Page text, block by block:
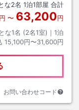
な2名 1泊1部屋 合計
円 〜 63,200円
な1名 (2名1室)｜ 1泊
15,100円〜31,600円
お問い合わせコード